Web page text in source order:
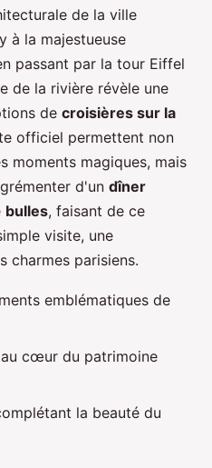
de la ville
à la majestueuse
passant par la tour Eiffel
de la rivière révèle une
de croisières sur la
officiel permettent non
moments magiques, mais
d'un dîner
bulles, faisant de ce
visite, une
charmes parisiens.
emblématiques de
cœur du patrimoine
la beauté du